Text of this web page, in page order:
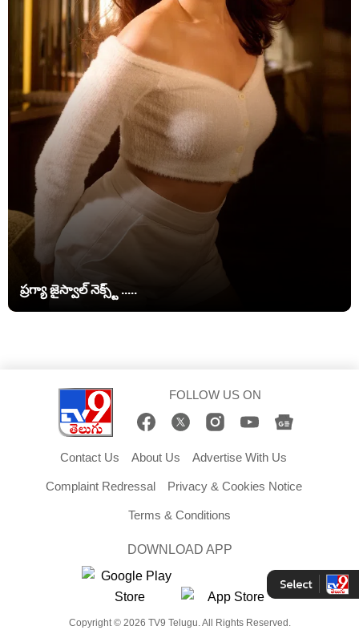
ప్రగ్యా జైస్వాల్ నెక్స్ట్ .....
FOLLOW US ON
Contact Us About Us Advertise With Us
Complaint Redressal Privacy & Cookies Notice
Terms & Conditions
DOWNLOAD APP
Copyright © 2026 TV9 Telugu. All Rights Reserved.